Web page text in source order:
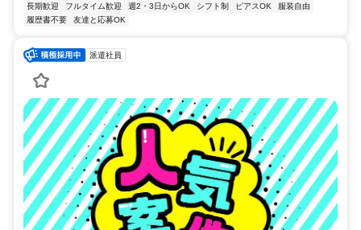
長期歓迎
フルタイム歓迎 週2・3日からOK シフト制 ピアスOK
服装自由
履歴書不要
友達と応募OK
派遣社員